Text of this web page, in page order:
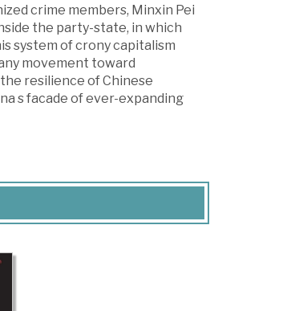
crime members, Minxin Pei
the party-state, in which
system of crony capitalism
movement toward
resilience of Chinese
s facade of ever-expanding